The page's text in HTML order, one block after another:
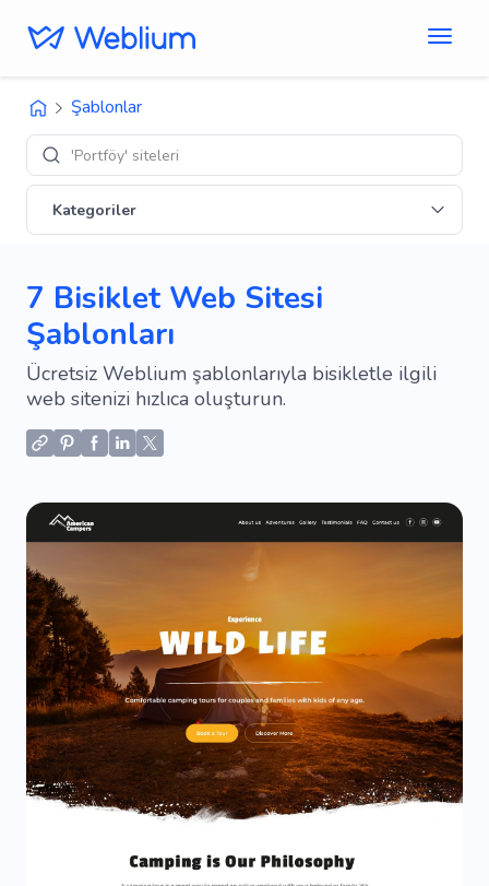
Şablonlar
'E-tic
Kategoriler
7 Bisiklet Web Sitesi
Şablonları
Ücretsiz Weblium şablonlarıyla bisikletle ilgili
web sitenizi hızlıca oluşturun.